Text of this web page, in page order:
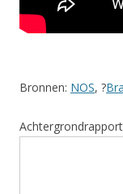
Bronnen: NOS, ?